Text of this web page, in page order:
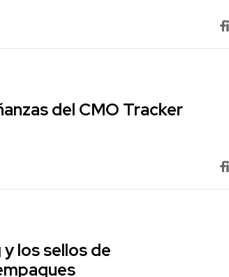
del CMO Tracker
los sellos de